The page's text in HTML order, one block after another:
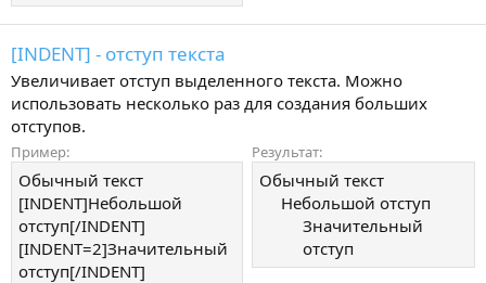
[INDENT] - отступ текста
Увеличивает отступ выделенного текста. Можно
использовать несколько раз для создания больших
отступов.
Пример:
Обычный текст
[INDENT]Небольшой
отступ[/INDENT]
[INDENT=2]Значительный
отступ[/INDENT]
Результат:
Обычный текст
Небольшой отступ​
Значительный
отступ​